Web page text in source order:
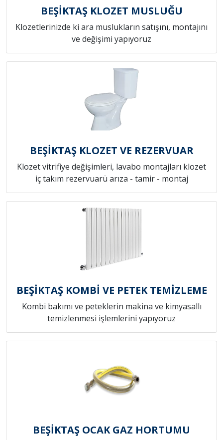
BEŞİKTAŞ KLOZET MUSLUĞU
Klozetlerinizde ki ara muslukların satışını, montajını
ve değişimi yapıyoruz
BEŞİKTAŞ KLOZET VE REZERVUAR
Klozet vitrifiye değişimleri, lavabo montajları klozet
iç takım rezervuarü arıza - tamir - montaj
BEŞİKTAŞ KOMBİ VE PETEK TEMİZLEME
Kombi bakımı ve peteklerin makina ve kimyasallı
temizlenmesi işlemlerini yapıyoruz
BEŞİKTAŞ OCAK GAZ HORTUMU